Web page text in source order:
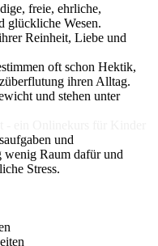
freie, ehrliche,
glückliche Wesen.
Reinheit, Liebe und
oft schon Hektik,
ihren Alltag.
und stehen unter
und
wenig Raum dafür und
Stress.